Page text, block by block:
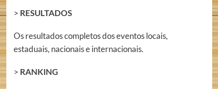
> RESULTADOS
Os resultados completos dos eventos locais,
estaduais, nacionais e internacionais.
> RANKING